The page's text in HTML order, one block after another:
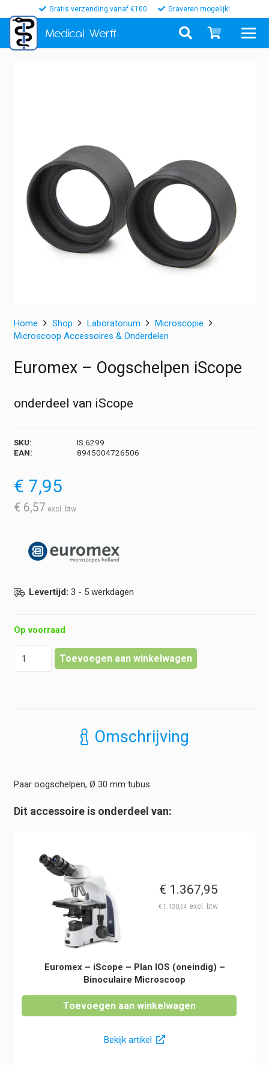
Gratis verzending vanaf €100 Graveren mogelijk!
Medical Werff
Home Shop Laboratorium
Microscopie
Microscoop Accessoires & Onderdelen
Euromex – Oogschelpen iScope
onderdeel van iScope
SKU:
IS.6299
EAN:
8945004726506
€ 7,95
€ 6,57
Levertijd: 3 - 5 werkdagen
Op voorraad
Toevoegen aan winkelwagen
Omschrijving
Paar oogschelpen, Ø 30 mm tubus
Dit accessoire is onderdeel van:
€ 1.367,95
€ 1.130,54
Euromex – iScope – Plan IOS (oneindig) –
Binoculaire Microscoop
Toevoegen aan winkelwagen
Bekijk artikel